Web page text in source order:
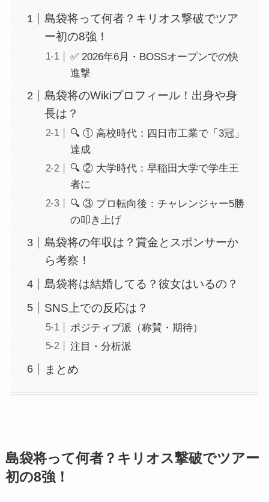
島袋将って何者？キリオス撃破でツア
ー初の8強！
✅ 2026年6月・BOSSオープンでの快
進撃
島袋将のWikiプロフィール！出身や身
長は？
🔍 ① 高校時代：四日市工業で「3冠」
達成
🔍 ② 大学時代：早稲田大学で学生王
者に
🔍 ③ プロ転向後：チャレンジャー5勝
の叩き上げ
島袋将の年収は？賞金とスポンサーか
ら考察！
島袋将は結婚してる？彼女はいるの？
SNS上での反応は？
ポジティブ派（称賛・期待）
注目・分析派
まとめ
島袋将って何者？キリオス撃破でツアー
初の8強！